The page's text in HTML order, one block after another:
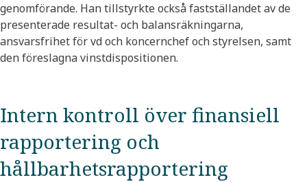
genomförande. Han tillstyrkte också fastställandet av de
presenterade resultat- och balansräkningarna,
ansvarsfrihet för vd och koncernchef och styrelsen, samt
den föreslagna vinstdispositionen.
Intern kontroll över finansiell
rapportering och
hållbarhetsrapportering